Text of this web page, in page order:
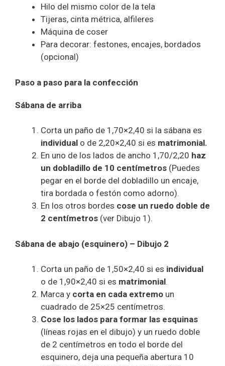
Hilo del mismo color de la tela
Tijeras, cinta métrica, alfileres
Máquina de coser
Para decorar: festones, encajes, bordados
(opcional)
Paso a paso para la confección
Sábana de arriba
Corta un paño de 1,70×2,40 si la sábana es
individual o de 2,20×2,40 si es matrimonial.
En uno de los lados de ancho 1,70/2,20 haz
un dobladillo de 10 centímetros (Puedes
pegar en el borde del dobladillo un encaje,
tira bordada o festón como adorno).
En los otros bordes cose un ruedo doble de
2 centímetros (ver Dibujo 1).
Sábana de abajo (esquinero) – Dibujo 2
Corta un paño de 1,50×2,40 si es individual
o de 1,90×2,40 si es matrimonial.
Marca y corta en cada extremo un
cuadrado de 25×25 centímetros.
Cose los lados para formar las esquinas
(líneas rojas en el dibujo) y un ruedo doble
de 2 centímetros en todo el borde del
esquinero, deja una pequeña abertura 10